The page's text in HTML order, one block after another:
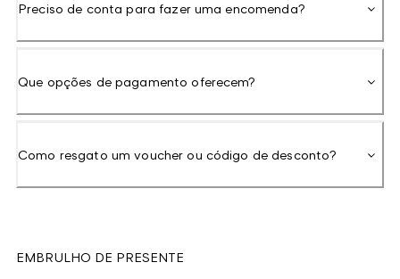
Preciso de conta para fazer uma encomenda?
Que opções de pagamento oferecem?
Como resgato um voucher ou código de desconto?
EMBRULHO DE PRESENTE